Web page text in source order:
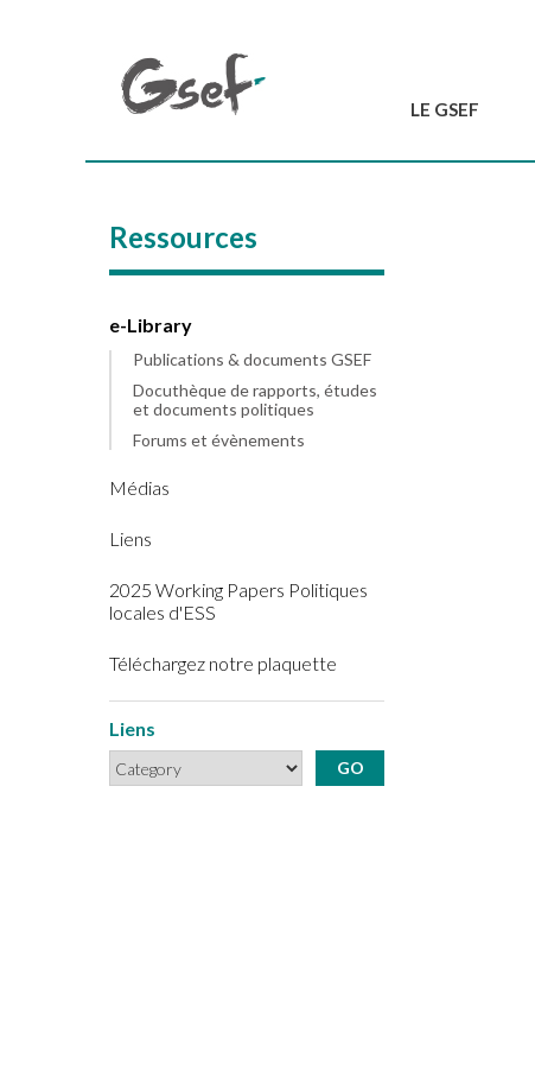
LE GSEF
Ressources
e-Library
Publications & documents GSEF
Docuthèque de rapports, études
et documents politiques
Forums et évènements
Médias
Liens
2025 Working Papers Politiques
locales d'ESS
Téléchargez notre plaquette
Liens